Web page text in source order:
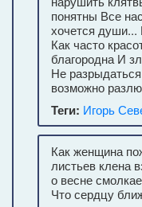
понятны Все
хочется
Как часто
благородна И
Не
возможно
Теги: Игорь
Как женщина
листьев клена
о весне
Что сердцу